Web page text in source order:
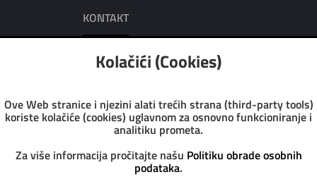
KONTAKT
AUREA D.O.O.
Adresa: Dobrilina 7, 52100 Pula
Tel: 052/223-951
Fax: 052/223-972
Email: info@aurea.hr
Pon-Pet: 7:30 - 14:30
Sub: 8:00 - 13:00
Kolačići (Cookies)
Ove Web stranice i njezini alati trećih strana (third-party tools)
koriste kolačiće (cookies) uglavnom za osnovno funkcioniranje i
analitiku prometa.
Za više informacija pročitajte našu Politiku obrade osobnih
podataka.